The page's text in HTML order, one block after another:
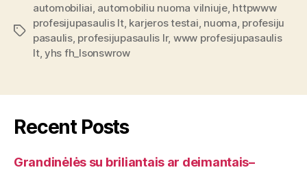
automobilių
nuoma
Vilniuje”
Tags
automobiliai automobiliu nuoma vilniuje, httpwww
profesijupasaulis lt, karjeros testai nuoma profesiju
pasaulis, profesijupasaulis lr, www profesijupasaulis
lt, yhs fh_lsonswrow
Recent Posts
Grandinėlės su briliantais ar deimantais–